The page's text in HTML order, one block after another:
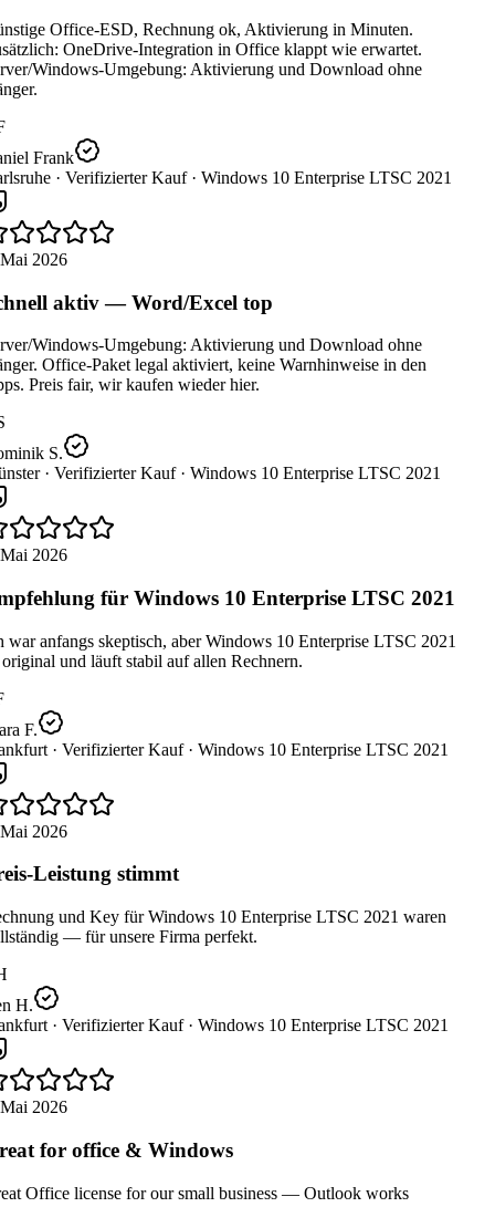
Office-ESD, Rechnung ok, Aktivierung in Minuten.
OneDrive-Integration in Office klappt wie erwartet.
Windows-Umgebung: Aktivierung und Download ohne
Frank
· Verifizierter Kauf · Windows 10 Enterprise LTSC 2021
2026
aktiv — Word/Excel top
Windows-Umgebung: Aktivierung und Download ohne
Office-Paket legal aktiviert, keine Warnhinweise in den
Preis fair, wir kaufen wieder hier.
S.
· Verifizierter Kauf · Windows 10 Enterprise LTSC 2021
2026
für Windows 10 Enterprise LTSC 2021
war anfangs skeptisch, aber Windows 10 Enterprise LTSC 2021
und läuft stabil auf allen Rechnern.
F.
· Verifizierter Kauf · Windows 10 Enterprise LTSC 2021
2026
Leistung stimmt
und Key für Windows 10 Enterprise LTSC 2021 waren
— für unsere Firma perfekt.
H.
· Verifizierter Kauf · Windows 10 Enterprise LTSC 2021
2026
for office & Windows
Office license for our small business — Outlook works